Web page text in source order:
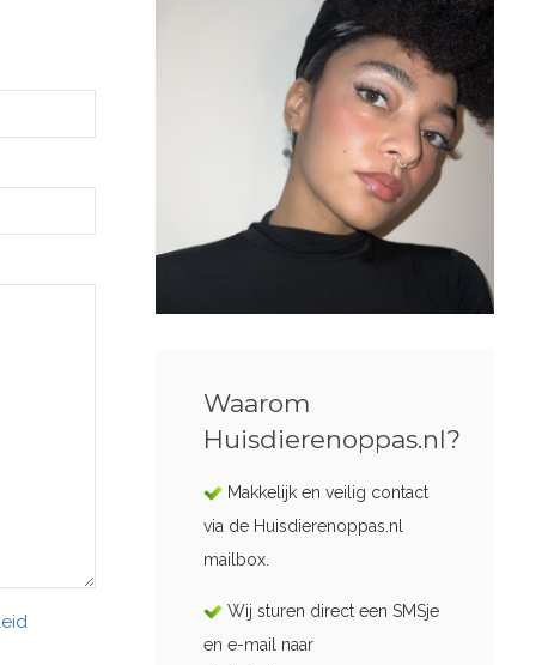
Waarom
Huisdierenoppas.nl?
Makkelijk en veilig contact
via de Huisdierenoppas.nl
mailbox.
Wij sturen direct een SMSje
en e-mail naar